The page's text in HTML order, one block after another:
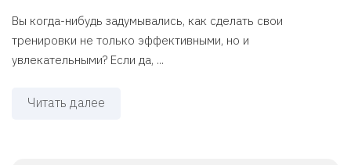
Вы когда-нибудь задумывались, как сделать свои
тренировки не только эффективными, но и
увлекательными? Если да, ...
Читать далее